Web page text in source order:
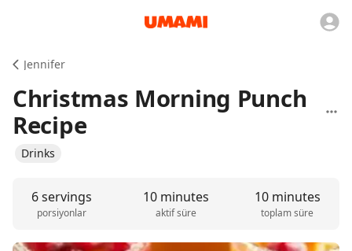
Jennifer
Christmas Morning Punch
Recipe
Drinks
6 servings
porsiyonlar
10 minutes
aktif süre
10 minutes
toplam süre